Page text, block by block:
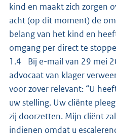
kind en maakt zich zorgen
acht (op dit moment) de
belang van het kind en
omgang per direct te
1.4 Bij e-mail van 29 mei
advocaat van klager
voor zover relevant: “U
uw stelling. Uw cliënte
zij doorzetten. Mijn cliënt
indienen omdat u